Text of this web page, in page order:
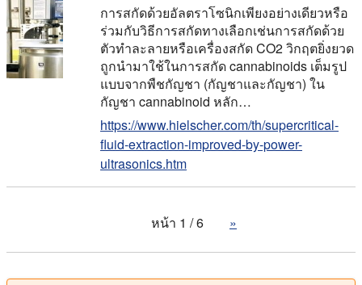
การสกัดด้วยอัลตราโซนิกเพียงอย่างเดียวหรือ
ร่วมกับวิธีการสกัดทางเลือกเช่นการสกัดด้วย
ตัวทําละลายหรือเครื่องสกัด CO2 วิกฤตยิ่งยวด
ถูกนํามาใช้ในการสกัด cannabinoids เต็มรูป
แบบจากพืชกัญชา (กัญชาและกัญชา) ใน
กัญชา cannabinoid หลัก…
https://www.hielscher.com/th/supercritical-
fluid-extraction-improved-by-power-
ultrasonics.htm
หน้า 1 / 6 »